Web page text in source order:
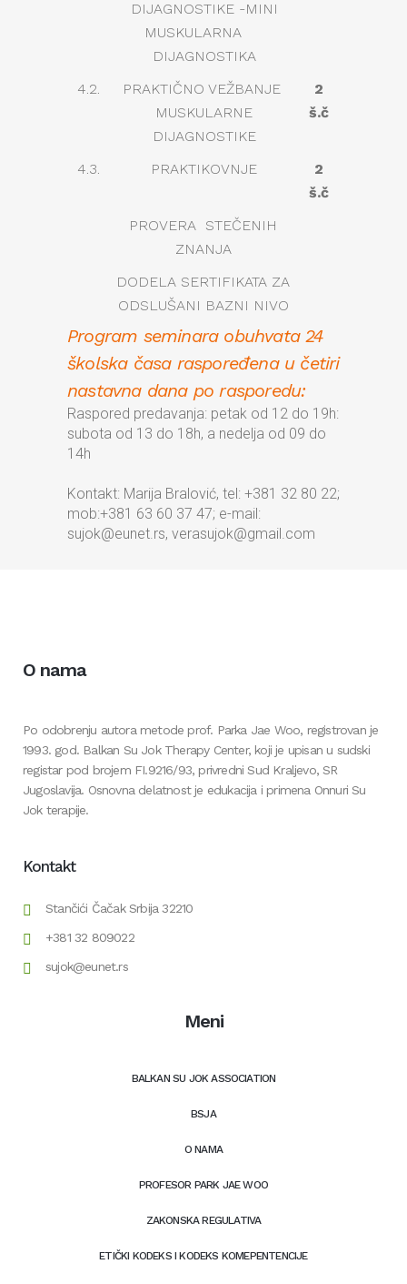
DIJAGNOSTIKE -MINI
MUSKULARNA
DIJAGNOSTIKA
4.2.
PRAKTIČNO VEŽBANJE
MUSKULARNE
DIJAGNOSTIKE
2
š.č
4.3. PRAKTIKOVNJE
2
š.č
PROVERA STEČENIH
ZNANJA
DODELA SERTIFIKATA ZA
ODSLUŠANI BAZNI NIVO
Program seminara obuhvata 24
školska časa raspoređena u četiri
nastavna dana po rasporedu:
Raspored predavanja: petak od 12 do 19h:
subota od 13 do 18h, a nedelja od 09 do
14h
Kontakt: Marija Bralović, tel: +381 32 80 22;
mob:+381 63 60 37 47; e-mail:
sujok@eunet.rs, verasujok@gmail.com
O nama
Po odobrenju autora metode prof. Parka Jae Woo, registrovan je
1993. god. Balkan Su Jok Therapy Center, koji je upisan u sudski
registar pod brojem FI.9216/93, privredni Sud Kraljevo, SR
Jugoslavija. Osnovna delatnost je edukacija i primena Onnuri Su
Jok terapije.
Kontakt
Stančići Čačak Srbija 32210
+381 32 809022
sujok@eunet.rs
Meni
BALKAN SU JOK ASSOCIATION
BSJA
O NAMA
PROFESOR PARK JAE WOO
ZAKONSKA REGULATIVA
ETIČKI KODEKS I KODEKS KOMEPENTENCIJE